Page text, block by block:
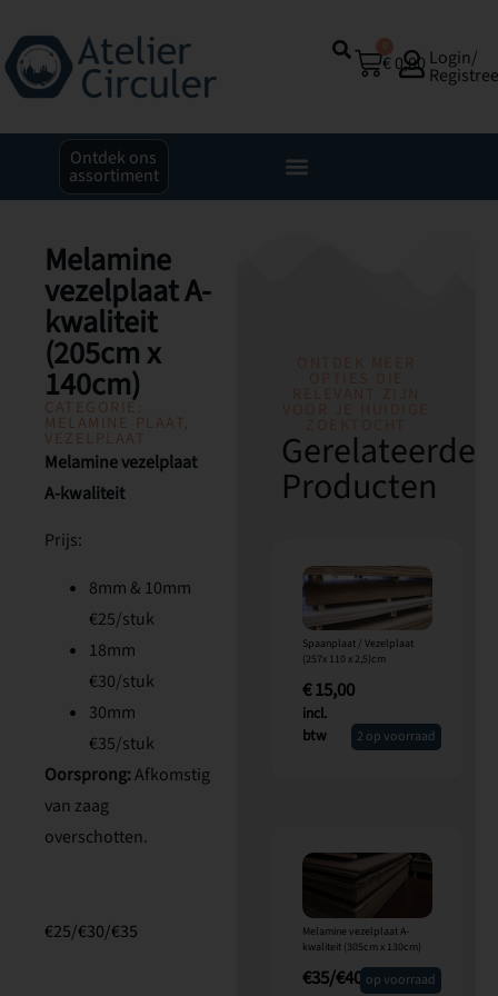
€ 0,00 Login/
Ontdek ons
assortiment
Melamine
vezelplaat A-
kwaliteit
(205cm x
140cm)
CATEGORIE:
MELAMINE PLAAT,
VEZELPLAAT
Melamine vezelplaat
A-kwaliteit
Prijs:
8mm & 10mm
€25/stuk
18mm
€30/stuk
30mm
€35/stuk
Oorsprong:Afkomstig
van zaag
overschotten.
€25/€30/€35
ONTDEK MEER
OPTIES DIE
RELEVANT ZIJN
VOOR JE HUIDIGE
ZOEKTOCHT
Gerelateerde
Producten
Spaanplaat / Vezelplaat
(257x 110 x 2,5)cm
€15,00
incl.
btw
2 op voorraad
Melamine vezelplaat A-
kwaliteit (305cm x 130cm)
€35/€40 op voorraad